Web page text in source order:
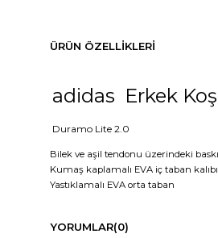
ÜRÜN ÖZELLIKLERI
adidas Erkek
Duramo Lite 2.0
Bilek ve aşil tendonu üzerindeki
Kumaş kaplamalı EVA iç taban kalıbı
Yastıklamalı EVA orta taban
YORUMLAR(0)